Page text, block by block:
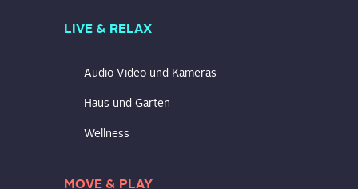
LIVE & RELAX
Audio Video und Kameras
Haus und Garten
Wellness
MOVE & PLAY